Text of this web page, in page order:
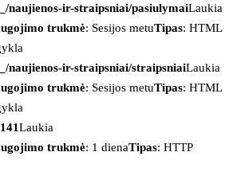
naujienos-ir-straipsniai/pasiulymaiLaukia
trukmė: Sesijos metuTipas: HTML
naujienos-ir-straipsniai/straipsniaiLaukia
trukmė: Sesijos metuTipas: HTML
Laukia
trukmė: 1 dienaTipas: HTTP